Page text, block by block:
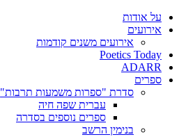
על אודות
אירועים
אירועים משנים קודמות
Poetics Today
ADARR
ספרים
סדרת "ספרות משמעות תרבות"
עברית שפה חיה
ספרים נוספים בסדרה
בנימין הרשב